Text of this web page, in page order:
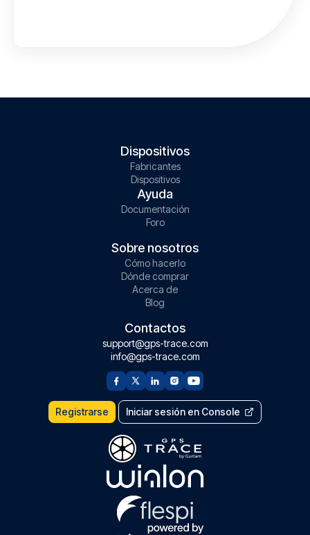
Dispositivos
Fabricantes
Dispositivos
Ayuda
Documentación
Foro
Sobre nosotros
Cómo hacerlo
Dónde comprar
Acerca de
Blog
Contactos
support@gps-trace.com
info@gps-trace.com
Registrarse Iniciar sesión en Console